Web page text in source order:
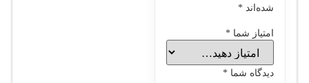
شده‌اند *
امتیاز شما *
دیدگاه شما *